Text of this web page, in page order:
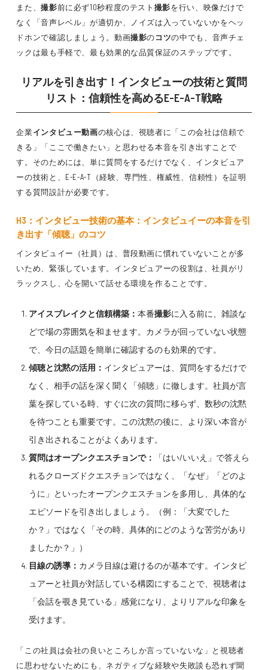
また、撮影前に必ず10秒程度のテスト 撮影を行い、映像だけで
なく「音声レベル」が適切か、ノイズは入っていないかをヘッ
ドホンで確認しましょう。動画撮影のコツの中でも、音声チェ
ックは最も手軽で、最も効果的な品質保証のステップです。
リアルを引き出す！インタビューの技術と質問
リスト：信頼性を高めるE-E-A-T戦略
企業インタビュー動画の核心は、視聴者に「この会社は信頼で
きる」「ここで働きたい」と思わせる本音を引き出すことで
す。そのためには、単に質問をするだけでなく、インタビュア
ーの技術と、E-E-A-T（経験、専門性、権威性、信頼性）を証明
する質問設計が必要です。
H3：インタビュー技術の基本：インタビュイーの本音を引
き出す「傾聴」のコツ
インタビュイー（社員）は、普段動画に慣れていないことが多
いため、緊張しています。インタビュアーの役割は、社員がリ
ラックスし、心を開いて話せる環境を作ることです。
アイスブレイクと信頼構築：本番撮影に入る前に、雑談な
どで場の雰囲気を和ませます。カメラが回っていない状態
で、今日の話題を簡単に確認するのも効果的です。
傾聴と沈黙の活用： インタビュアーは、質問をするだけで
なく、相手の話を深く聞く「傾聴」に徹します。社員が言
葉を探している時、すぐに次の質問に移らず、数秒の沈黙
を待つことも重要です。この沈黙の後に、より深い本音が
引き出されることがよくあります。
質問はオープンクエスチョンで：
「はい/いいえ」で答えら
れるクローズドクエスチョンではなく、「なぜ」「どのよ
うに」といったオープンクエスチョンを多用し、具体的な
エピソードを引き出しましょう。（例：「大変でした
か？」ではなく「その時、具体的にどのような苦労があり
ましたか？」）
目線の誘導： カメラ目線は避けるのが基本です。インタビ
ュアーと社員が対話している構図にすることで、視聴者は
「会話を覗き見ている」感覚になり、よりリアルな印象を
受けます。
「この社員は会社の良いところしか言っていないな」と視聴者
に思わせないためにも、ネガティブな経験や失敗談も恐れず聞